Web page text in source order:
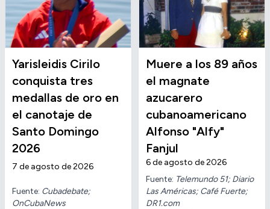
Yarisleidis Cirilo
conquista tres
medallas de oro en
el canotaje de
Santo Domingo
2026
7 de agosto de 2026
Fuente: Cubadebate;
OnCubaNews
Muere a los 89 años
el magnate
azucarero
cubanoamericano
Alfonso "Alfy"
Fanjul
6 de agosto de 2026
Fuente: Telemundo 51; Diario
Las Américas; Café Fuerte;
DR1.com